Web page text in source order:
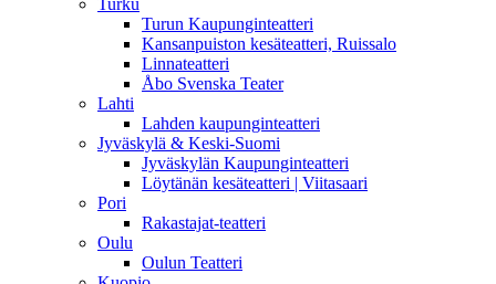
Turku
Turun Kaupunginteatteri
Kansanpuiston kesäteatteri, Ruissalo
Linnateatteri
Åbo Svenska Teater
Lahti
Lahden kaupunginteatteri
Jyväskylä & Keski-Suomi
Jyväskylän Kaupunginteatteri
Löytänän kesäteatteri | Viitasaari
Pori
Rakastajat-teatteri
Oulu
Oulun Teatteri